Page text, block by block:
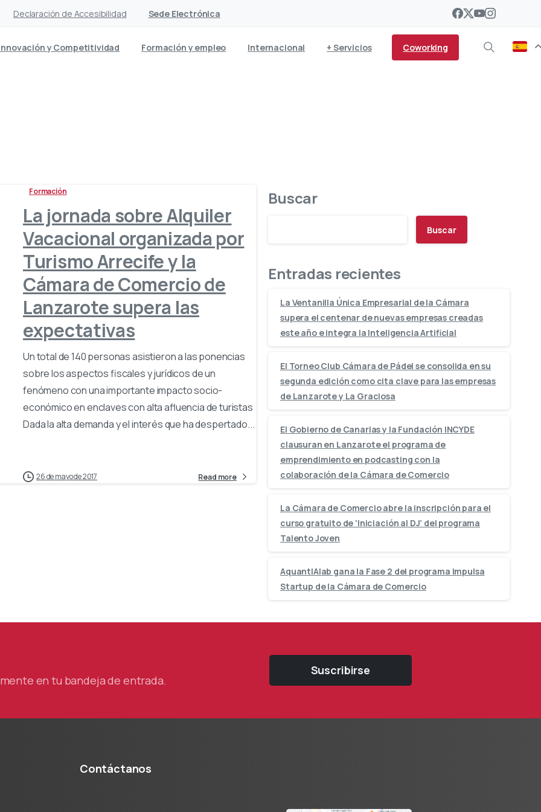
Declaración de Accesibilidad Sede Electrónica
y Competitividad Formación y empleo Internacional + Servicios Coworking
Formación
La jornada sobre Alquiler
Vacacional organizada por
Turismo Arrecife y la
Cámara de Comercio de
Lanzarote supera las
expectativas
Un total de 140 personas asistieron a las ponencias
sobre los aspectos fiscales y jurídicos de un
fenómeno con una importante impacto socio-
económico en enclaves con alta afluencia de turistas
Dada la alta demanda y el interés que ha despertado...
26 de mayo de 2017 Read more
Buscar
Buscar
Entradas recientes
La Ventanilla Única Empresarial de la Cámara
supera el centenar de nuevas empresas creadas
este año e integra la Inteligencia Artificial
El Torneo Club Cámara de Pádel se consolida en su
segunda edición como cita clave para las empresas
de Lanzarote y La Graciosa
El Gobierno de Canarias y la Fundación INCYDE
clausuran en Lanzarote el programa de
emprendimiento en podcasting con la
colaboración de la Cámara de Comercio
La Cámara de Comercio abre la inscripción para el
curso gratuito de ‘Iniciación al DJ’ del programa
Talento Joven
AquantIAlab gana la Fase 2 del programa Impulsa
Startup de la Cámara de Comercio
en tu bandeja de entrada.
Suscribirse
Contáctanos